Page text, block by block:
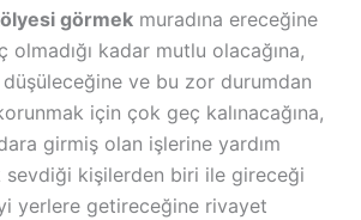
görmekmuradına ereceğine
olmadığı kadar mutlu olacağına,
ve bu zor durumdan
için çok geç kalınacağına,
girmiş olan işlerine yardım
sevdiği kişilerden biri ile gireceği
yerlere getireceğine rivayet